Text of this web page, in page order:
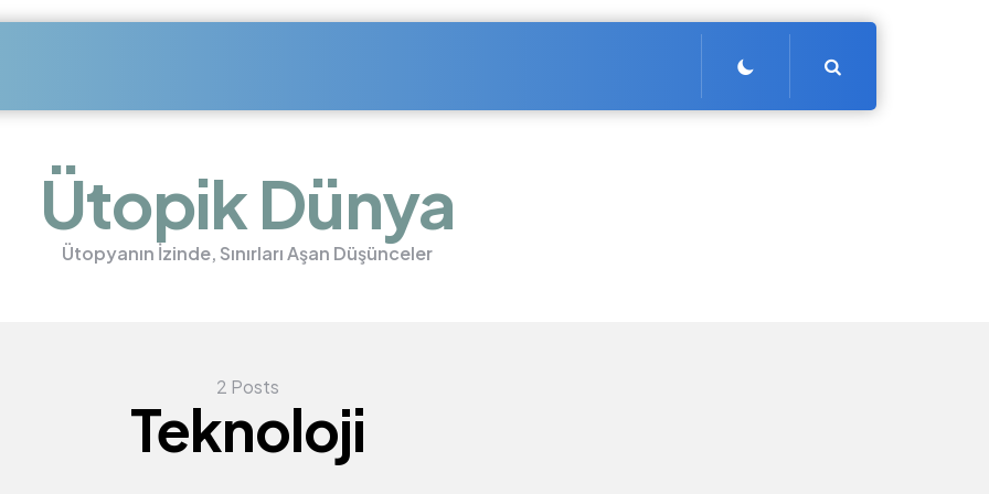
Ütopik Dünya
Ütopyanın İzinde, Sınırları Aşan Düşünceler
2 Posts
Teknoloji